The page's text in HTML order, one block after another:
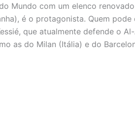
Mundo com um elenco
é o protagonista. Quem
que atualmente defende o
as do Milan (Itália) e do